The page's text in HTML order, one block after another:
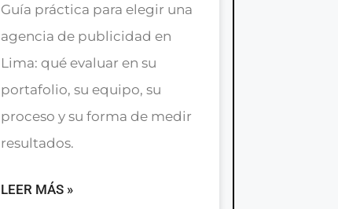
Guía práctica para elegir una
agencia de publicidad en
Lima: qué evaluar en su
portafolio, su equipo, su
proceso y su forma de medir
resultados.
LEER MÁS »